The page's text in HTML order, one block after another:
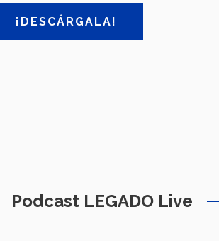
¡DESCÁRGALA!
Podcast LEGADO Live